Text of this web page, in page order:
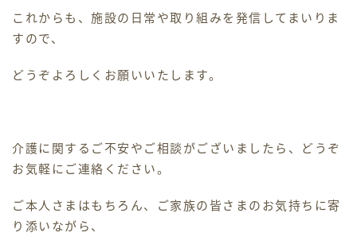
これからも、施設の日常や取り組みを発信してまいりま
すので、
どうぞよろしくお願いいたします。
介護に関するご不安やご相談がございましたら、どうぞ
お気軽にご連絡ください。
ご本人さまはもちろん、ご家族の皆さまのお気持ちに寄
り添いながら、